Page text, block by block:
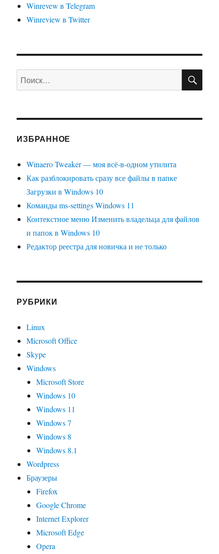
Winrevew в Telegram
Winreview в Twitter
Искать:
ИЗБРАННОЕ
Winaero Tweaker — моя всё-в-одном утилита
Как разблокировать сразу все файлы в папке
Загрузки в Windows 10
Команды ms-settings Windows 11
Контекстное меню Изменить владельца для файлов
и папок в Windows 10
Редактор реестра для новичка и не только
РУБРИКИ
Linux
Microsoft Office
Skype
Windows
Microsoft Store
Windows 10
Windows 11
Windows 7
Windows 8
Windows 8.1
Wordpress
Браузеры
Firefox
Google Chrome
Internet Explorer
Microsoft Edge
Opera